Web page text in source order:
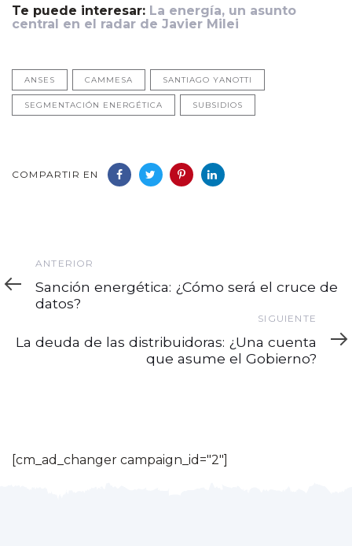
Te puede interesar: La energía, un asunto
central en el radar de Javier Milei
ANSES CAMMESA SANTIAGO YANOTTI
SEGMENTACIÓN ENERGÉTICA SUBSIDIOS
COMPARTIR EN
Anterior
ANTERIOR
Sanción energética: ¿Cómo será el cruce de
datos?
SIGUIENTE
La deuda de las distribuidoras: ¿Una cuenta
que asume el Gobierno?
[cm_ad_changer campaign_id="2"]